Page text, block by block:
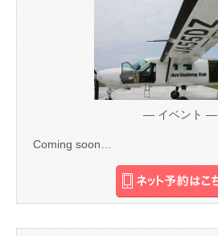
— イベント —
Coming soon…